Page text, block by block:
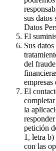
sus datos
Datos
El
Sus
del
El
la
petición
1, letra
con las